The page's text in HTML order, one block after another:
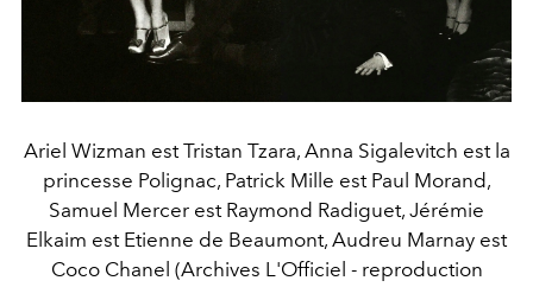
Ariel Wizman est Tristan Tzara, Anna Sigalevitch est la
princesse Polignac, Patrick Mille est Paul Morand,
Samuel Mercer est Raymond Radiguet, Jérémie
Elkaim est Etienne de Beaumont, Audreu Marnay est
Coco Chanel (Archives L'Officiel - reproduction